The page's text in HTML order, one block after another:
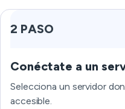
2 PASO
Conéctate a un
Selecciona un servidor
accesible.